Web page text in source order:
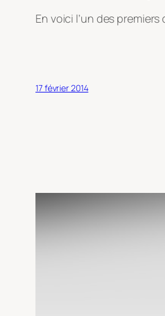
En voici l’un des premiers
17 février 2014